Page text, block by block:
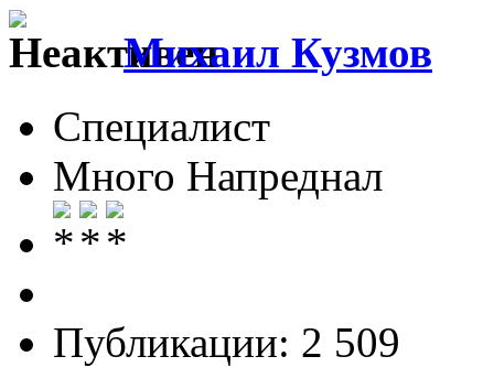
Михаил Кузмов
Специалист
Много Напреднал
Публикации: 2 509